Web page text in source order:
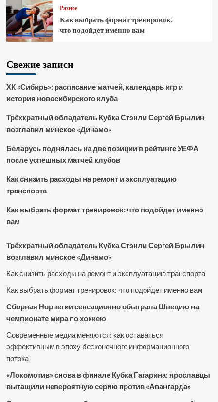
Разное
Как выбрать формат тренировок:
что подойдет именно вам
Свежие записи
ХК «Сибирь»: расписание матчей, календарь игр и
история новосибирского клуба
Трёхкратный обладатель Кубка Стэнли Сергей Брылин
возглавил минское «Динамо»
Беларусь поднялась на две позиции в рейтинге УЕФА
после успешных матчей клубов
Как снизить расходы на ремонт и эксплуатацию
транспорта
Как выбрать формат тренировок: что подойдет именно
вам
Трёхкратный обладатель Кубка Стэнли Сергей Брылин
возглавил минское «Динамо»
Как снизить расходы на ремонт и эксплуатацию транспорта
Как выбрать формат тренировок: что подойдет именно вам
Сборная Норвегии сенсационно обыграла Швецию на
чемпионате мира по хоккею
Современные медиа меняются: как оставаться
эффективным в эпоху бесконечного информационного
потока
«Локомотив» снова в финале Кубка Гагарина: ярославцы
вытащили невероятную серию против «Авангарда»